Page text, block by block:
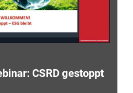
CSRD gestoppt